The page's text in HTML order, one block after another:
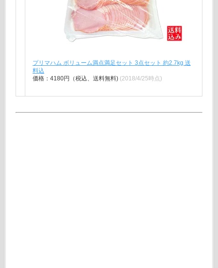
プリマハム ボリューム満点満足セット 3点セット 約2.7kg 送
料込
価格：4180円（税込、送料無料) (2018/4/25時点)